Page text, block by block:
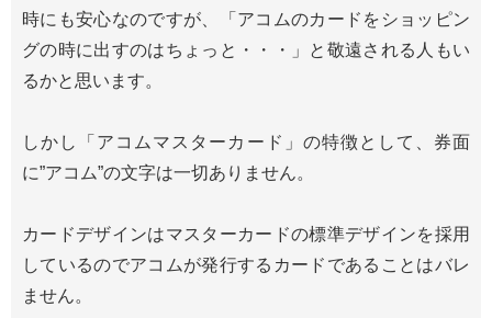
時にも安心なのですが、「アコムのカードをショッピン
グの時に出すのはちょっと・・・」と敬遠される人もい
るかと思います。
しかし「アコムマスターカード」の特徴として、券面
に”アコム”の文字は一切ありません。
カードデザインはマスターカードの標準デザインを採用
しているのでアコムが発行するカードであることはバレ
ません。